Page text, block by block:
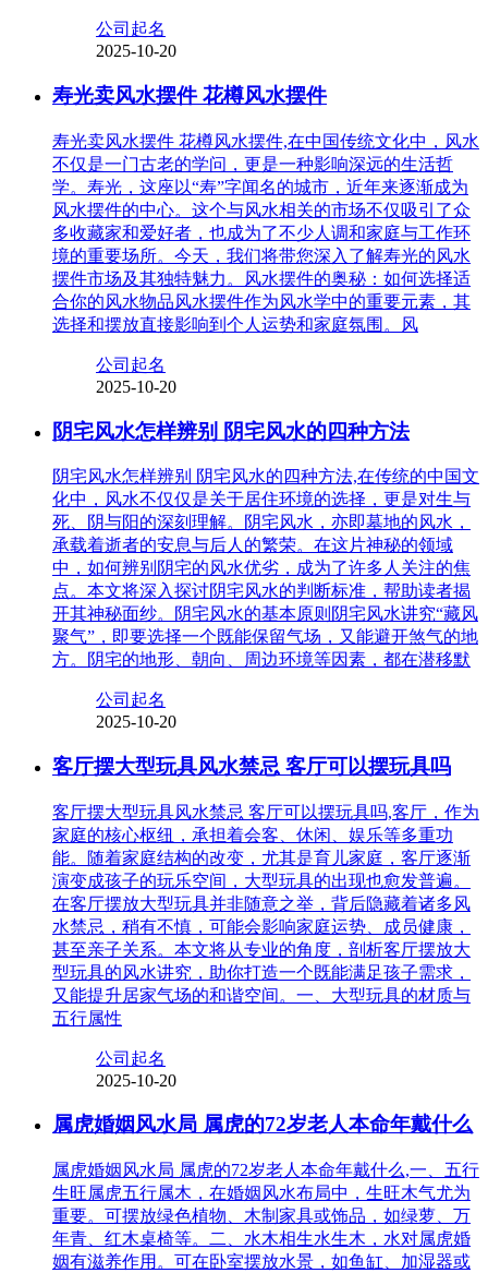
公司起名
2025-10-20
寿光卖风水摆件 花樽风水摆件
寿光卖风水摆件 花樽风水摆件,在中国传统文化中，风水
不仅是一门古老的学问，更是一种影响深远的生活哲
学。寿光，这座以“寿”字闻名的城市，近年来逐渐成为
风水摆件的中心。这个与风水相关的市场不仅吸引了众
多收藏家和爱好者，也成为了不少人调和家庭与工作环
境的重要场所。今天，我们将带您深入了解寿光的风水
摆件市场及其独特魅力。风水摆件的奥秘：如何选择适
合你的风水物品风水摆件作为风水学中的重要元素，其
选择和摆放直接影响到个人运势和家庭氛围。风
公司起名
2025-10-20
阴宅风水怎样辨别 阴宅风水的四种方法
阴宅风水怎样辨别 阴宅风水的四种方法,在传统的中国文
化中，风水不仅仅是关于居住环境的选择，更是对生与
死、阴与阳的深刻理解。阴宅风水，亦即墓地的风水，
承载着逝者的安息与后人的繁荣。在这片神秘的领域
中，如何辨别阴宅的风水优劣，成为了许多人关注的焦
点。本文将深入探讨阴宅风水的判断标准，帮助读者揭
开其神秘面纱。阴宅风水的基本原则阴宅风水讲究“藏风
聚气”，即要选择一个既能保留气场，又能避开煞气的地
方。阴宅的地形、朝向、周边环境等因素，都在潜移默
公司起名
2025-10-20
客厅摆大型玩具风水禁忌 客厅可以摆玩具吗
客厅摆大型玩具风水禁忌 客厅可以摆玩具吗,客厅，作为
家庭的核心枢纽，承担着会客、休闲、娱乐等多重功
能。随着家庭结构的改变，尤其是育儿家庭，客厅逐渐
演变成孩子的玩乐空间，大型玩具的出现也愈发普遍。
在客厅摆放大型玩具并非随意之举，背后隐藏着诸多风
水禁忌，稍有不慎，可能会影响家庭运势、成员健康，
甚至亲子关系。本文将从专业的角度，剖析客厅摆放大
型玩具的风水讲究，助你打造一个既能满足孩子需求，
又能提升居家气场的和谐空间。一、大型玩具的材质与
五行属性
公司起名
2025-10-20
属虎婚姻风水局 属虎的72岁老人本命年戴什么
属虎婚姻风水局 属虎的72岁老人本命年戴什么,一、五行
生旺属虎五行属木，在婚姻风水布局中，生旺木气尤为
重要。可摆放绿色植物、木制家具或饰品，如绿萝、万
年青、红木桌椅等。二、水木相生水生木，水对属虎婚
姻有滋养作用。可在卧室摆放水景，如鱼缸、加湿器或